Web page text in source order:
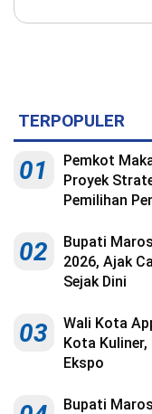
TERPOPULER
01
Pemkot
Proyek
Pemilihan
02
Bupati
2026, Ajak
Sejak Dini
03
Wali Kota
Kota
Ekspo
Bupati